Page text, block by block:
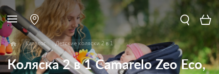
Каталог Детские коляски 2 в 1
Коляска 2 в 1 Camarelo Zeo Eco,